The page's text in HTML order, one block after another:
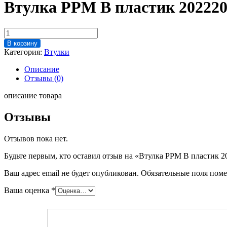
Втулка PPM В пластик 202220
Количество
товара
Втулка
пластик
В корзину
Категория: Втулки
Описание
Отзывы (0)
описание товара
Отзывы
Отзывов пока нет.
Будьте первым, кто оставил отзыв на «Втулка PPM В пластик
Ваш адрес email не будет опубликован. Обязательные поля
Ваша оценка *